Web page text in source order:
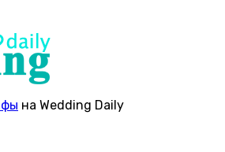
на Wedding Daily